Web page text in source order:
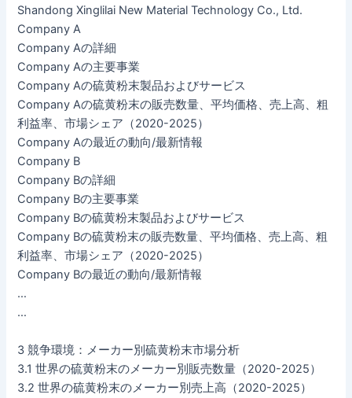
Shandong Xinglilai New Material Technology Co., Ltd.
Company A
Company Aの詳細
Company Aの主要事業
Company Aの硫黄粉末製品およびサービス
Company Aの硫黄粉末の販売数量、平均価格、売上高、粗
利益率、市場シェア（2020-2025）
Company Aの最近の動向/最新情報
Company B
Company Bの詳細
Company Bの主要事業
Company Bの硫黄粉末製品およびサービス
Company Bの硫黄粉末の販売数量、平均価格、売上高、粗
利益率、市場シェア（2020-2025）
Company Bの最近の動向/最新情報
…
…
3 競争環境：メーカー別硫黄粉末市場分析
3.1 世界の硫黄粉末のメーカー別販売数量（2020-2025）
3.2 世界の硫黄粉末のメーカー別売上高（2020-2025）